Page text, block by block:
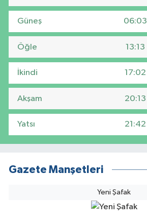
Güneş 06:03
Öğle 13:13
İkindi 17:02
Akşam 20:13
Yatsı 21:42
Gazete Manşetleri
Yeni Şafak